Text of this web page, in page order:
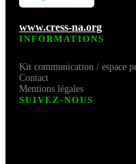
www.cress-na.org
INFORMATIONS
Kit communication / espace
Contact
Mentions légales
SUIVEZ-NOUS